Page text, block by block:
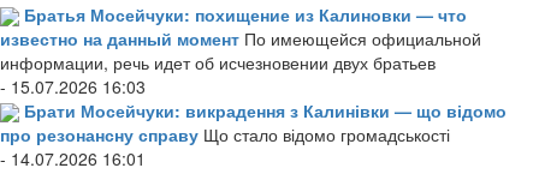
Братья Мосейчуки: похищение из Калиновки — что
известно на данный момент По имеющейся официальной
информации, речь идет об исчезновении двух братьев
- 15.07.2026 16:03
Брати Мосейчуки: викрадення з Калинівки — що відомо
про резонансну справу Що стало відомо громадськості
- 14.07.2026 16:01